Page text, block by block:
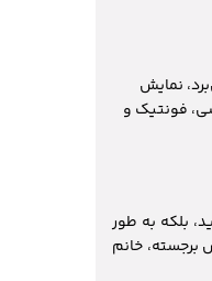
نمایش
فونتیک و
بلکه به طور
برجسته، خانم